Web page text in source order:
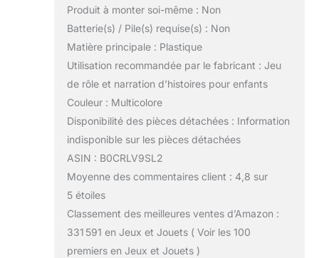
Produit à monter soi-même : Non
Batterie(s) / Pile(s) requise(s) : Non
Matière principale : Plastique
Utilisation recommandée par le fabricant : Jeu
de rôle et narration d’histoires pour enfants
Couleur : Multicolore
Disponibilité des pièces détachées : Information
indisponible sur les pièces détachées
ASIN : B0CRLV9SL2
Moyenne des commentaires client : 4,8 sur
5 étoiles
Classement des meilleures ventes d’Amazon :
331 591 en Jeux et Jouets ( Voir les 100
premiers en Jeux et Jouets )